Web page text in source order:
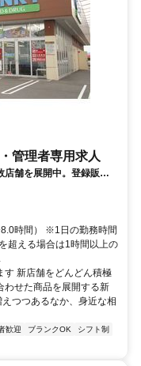
管理者専用求人
店舗を展開中。登録販売
時間） ※1日の勤務時間
超える場合は1時間以上の
す 新店舗をどんどん積極
わせた商品を展開する新
つつあるなか、身近な相
歓迎 ブランクOK
シフト制